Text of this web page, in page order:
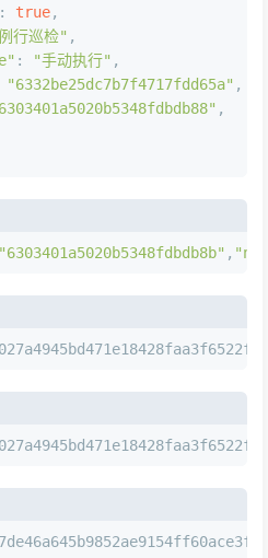
: true,
行巡检" ,
: "手动执行" ,
"6332be25dc7b7f4717fdd65a" ,
,
"6303401a5020b5348fdbdb8b" ,